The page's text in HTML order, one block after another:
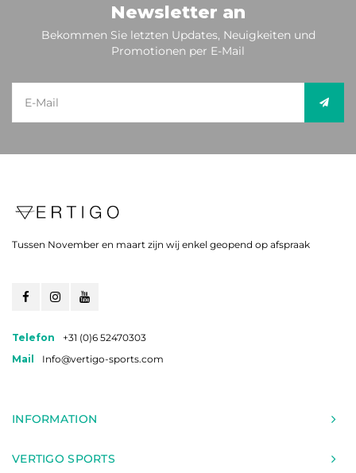
Newsletter an
Bekommen Sie letzten Updates, Neuigkeiten und
Promotionen per E-Mail
Tussen November en maart zijn wij enkel geopend op afspraak
Telefon
+31 (0)6 52470303
Mail
Info@vertigo-sports.com
INFORMATION
VERTIGO SPORTS